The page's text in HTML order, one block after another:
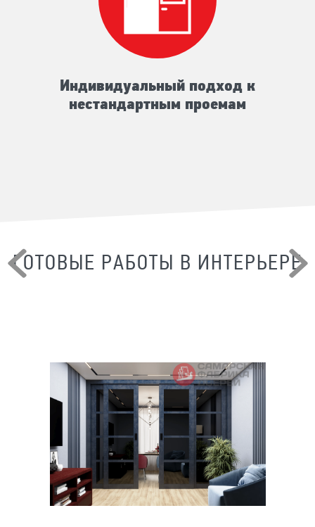
Индивидуальный подход к
нестандартным проемам
ГОТОВЫЕ РАБОТЫ В ИНТЕРЬЕРЕ